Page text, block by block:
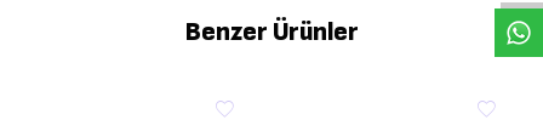
Benzer Ürünler